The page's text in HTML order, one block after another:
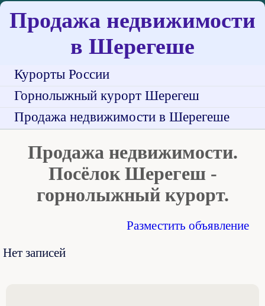
Продажа недвижимости
в Шерегеше
Курорты России
Горнолыжный курорт Шерегеш
Продажа недвижимости в Шерегеше
Продажа недвижимости.
Посёлок Шерегеш -
горнолыжный курорт.
Разместить объявление
Нет записей